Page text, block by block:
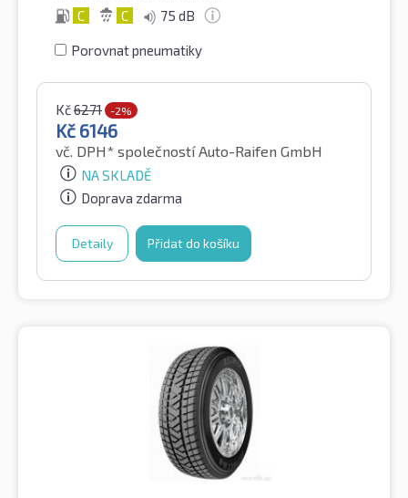
C C 75 dB
Porovnat pneumatiky
Kč6271 -2%
Kč 6146
vč. DPH* společností Auto-Raifen GmbH
NA SKLADĚ
Doprava zdarma
Detaily Přidat do košíku